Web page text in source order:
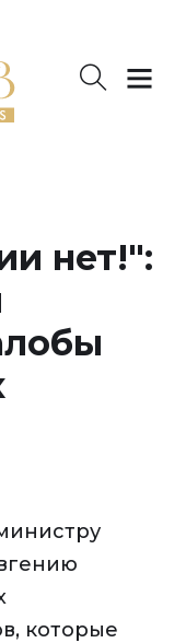
нет!":
которые